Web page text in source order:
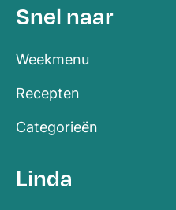
Snel naar
Weekmenu
Recepten
Categorieën
Linda